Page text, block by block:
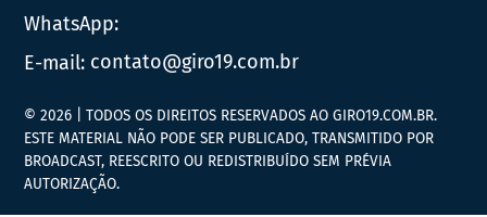
WhatsApp:
E-mail: contato@giro19.com.br
© 2026 | TODOS OS DIREITOS RESERVADOS AO GIRO19.COM.BR.
ESTE MATERIAL NÃO PODE SER PUBLICADO, TRANSMITIDO POR
BROADCAST, REESCRITO OU REDISTRIBUÍDO SEM PRÉVIA
AUTORIZAÇÃO.